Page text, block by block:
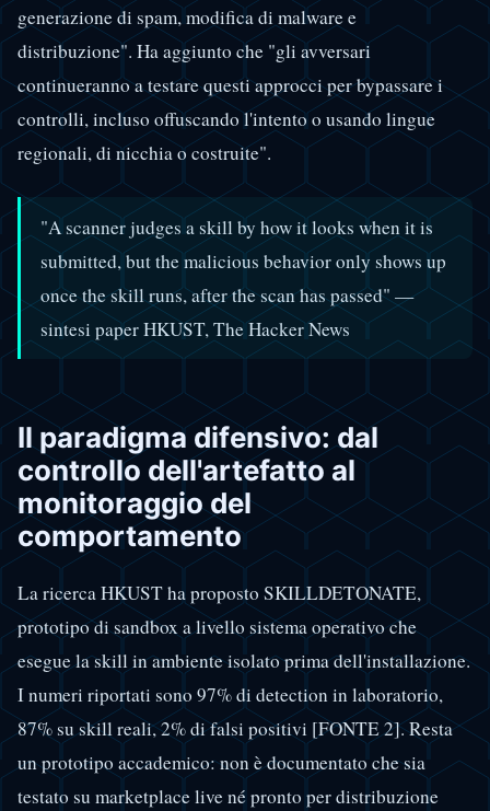
generazione di spam, modifica di malware e
distribuzione". Ha aggiunto che "gli avversari
continueranno a testare questi approcci per bypassare i
controlli, incluso offuscando l'intento o usando lingue
regionali, di nicchia o costruite".
"A scanner judges a skill by how it looks when it is
submitted, but the malicious behavior only shows up
once the skill runs, after the scan has passed" —
sintesi paper HKUST, The Hacker News
Il paradigma difensivo: dal
controllo dell'artefatto al
monitoraggio del
comportamento
La ricerca HKUST ha proposto SKILLDETONATE,
prototipo di sandbox a livello sistema operativo che
esegue la skill in ambiente isolato prima dell'installazione.
I numeri riportati sono 97% di detection in laboratorio,
87% su skill reali, 2% di falsi positivi [FONTE 2]. Resta
un prototipo accademico: non è documentato che sia
testato su marketplace live né pronto per distribuzione